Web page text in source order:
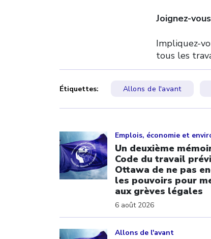
Joignez-
Impliquez-
tous les
Étiquettes: Allons de l'avant
Emplois, économie et
Un deuxième
Code du travail
Ottawa de ne pas
les pouvoirs pour
aux grèves légales
6 août 2026
Allons de l'avant